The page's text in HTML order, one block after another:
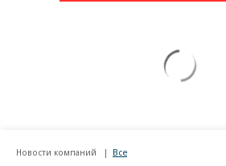
Новости компаний Все